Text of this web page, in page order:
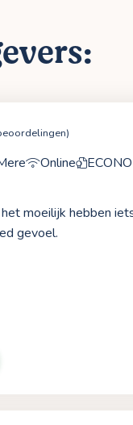
Online
moeilijk hebben
gevoel.